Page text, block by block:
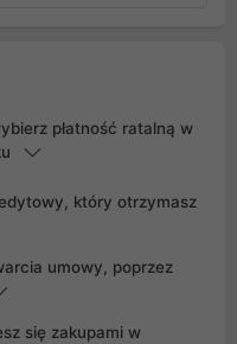
płatność ratalną w
który otrzymasz
umowy, poprzez
się zakupami w